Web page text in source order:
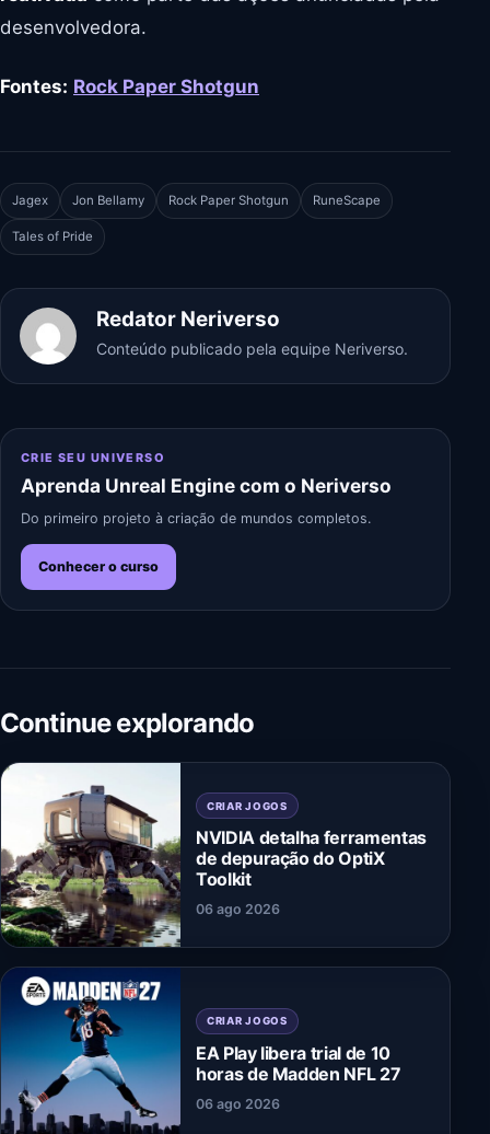
desenvolvedora.
Fontes: Rock Paper Shotgun
Jagex Jon Bellamy Rock Paper Shotgun RuneScape
Tales of Pride
Redator Neriverso
Conteúdo publicado pela equipe Neriverso.
CRIE SEU UNIVERSO
Aprenda Unreal Engine com o Neriverso
Do primeiro projeto à criação de mundos completos.
Conhecer o curso
Continue explorando
CRIAR JOGOS
NVIDIA detalha ferramentas
de depuração do OptiX
Toolkit
06 ago 2026
CRIAR JOGOS
EA Play libera trial de 10
horas de Madden NFL 27
06 ago 2026